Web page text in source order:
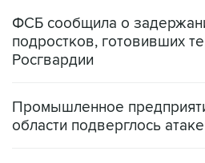
Росгвардии
Промышленное
Беспилотные технологии